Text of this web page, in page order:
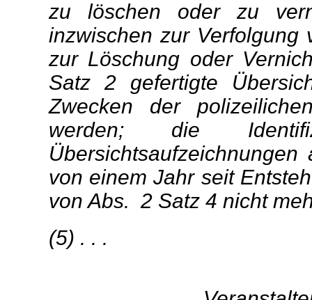
zu löschen oder zu
inzwischen zur Verfolgung
zur Löschung oder
Satz 2 gefertigte
Zwecken der
werden; die
von einem Jahr seit
von Abs. 2 Satz 4 nicht
(5) . . .